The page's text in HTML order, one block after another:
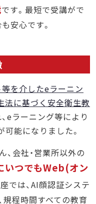
です。最短で受講がで
安心です。
を介したeラーニン
法に基づく安全衛生教
、eラーニング等により
能になりました。
、会社・営業所以外の
いつでもWeb(オン
では、AI顔認証システ
規程時間すべての教育